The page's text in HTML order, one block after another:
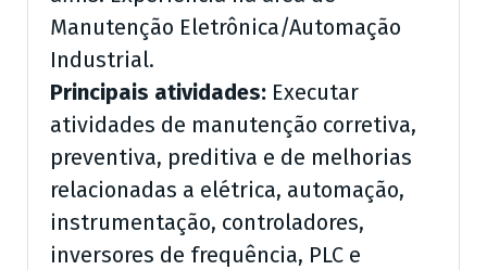
Manutenção Eletrônica/Automação
Industrial.
Principais atividades: Executar
atividades de manutenção corretiva,
preventiva, preditiva e de melhorias
relacionadas a elétrica, automação,
instrumentação, controladores,
inversores de frequência, PLC e